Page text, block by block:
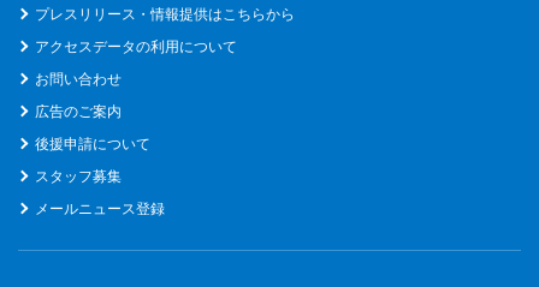
プレスリリース・情報提供はこちらから
アクセスデータの利用について
お問い合わせ
広告のご案内
後援申請について
スタッフ募集
メールニュース登録